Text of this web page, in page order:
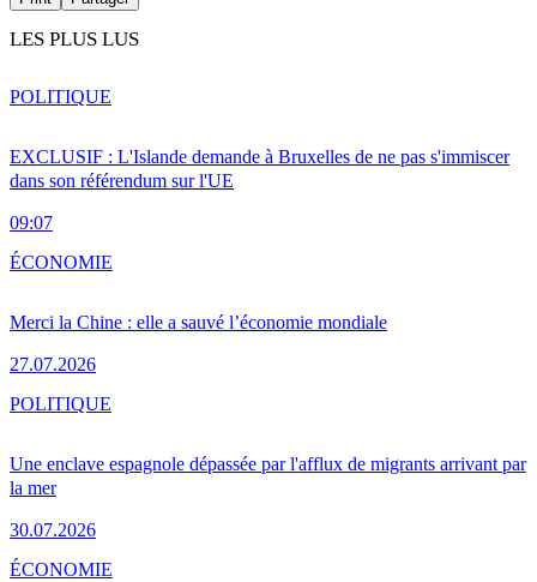
LES PLUS LUS
EXCLUSIF : L'Islande demande à Bruxelles de ne pas s'immiscer
dans son référendum sur l'UE
09:07
POLITIQUE
Merci la Chine : elle a sauvé l’économie mondiale
27.07.2026
ÉCONOMIE
Une enclave espagnole dépassée par l'afflux de migrants arrivant par
la mer
30.07.2026
POLITIQUE
ÉCONOMIE